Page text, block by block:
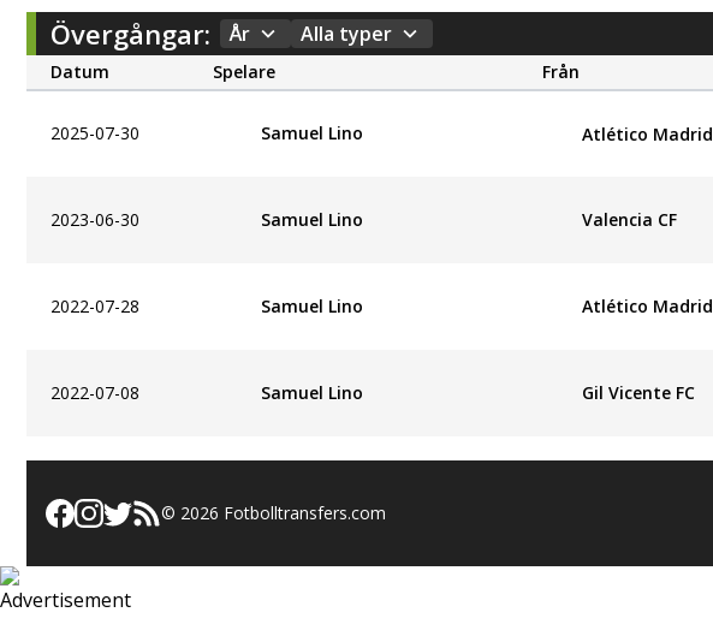
Övergångar: År Alla typer
Datum Spelare Från
2025-07-30 Samuel Lino Atlético Madrid
2023-06-30 Samuel Lino Valencia CF
2022-07-28 Samuel Lino Atlético Madrid
2022-07-08 Samuel Lino Gil Vicente FC
© 2026 Fotbolltransfers.com